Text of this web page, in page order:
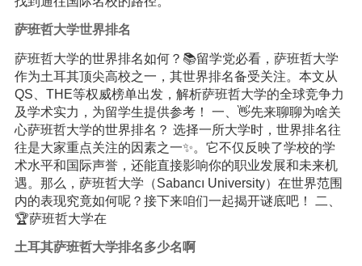
萨班哲大学世界排名
萨班哲大学的世界排名如何？📚留学党必看，萨班哲大学
作为土耳其顶尖高校之一，其世界排名备受关注。本文从
QS、THE等权威榜单出发，解析萨班哲大学的全球竞争力
及学术实力，为留学生提供参考！ 一、👋先来聊聊为啥关
心萨班哲大学的世界排名？ 选择一所大学时，世界排名往
往是大家重点关注的因素之一✨。它不仅反映了学校的学
术水平和国际声誉，还能直接影响你的职业发展和未来机
遇。那么，萨班哲大学（Sabancı University）在世界范围
内的表现究竟如何呢？接下来咱们一起揭开谜底吧！ 二、
🏆萨班哲大学在
土耳其萨班哲大学排名多少名啊